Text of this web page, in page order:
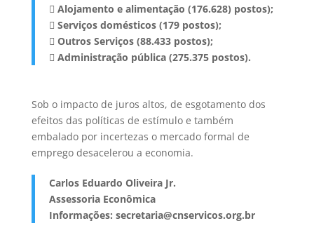
 Alojamento e alimentação (176.628) postos);
 Serviços domésticos (179 postos);
 Outros Serviços (88.433 postos);
 Administração pública (275.375 postos).
Sob o impacto de juros altos, de esgotamento dos
efeitos das políticas de estímulo e também
embalado por incertezas o mercado formal de
emprego desacelerou a economia.
Carlos Eduardo Oliveira Jr.
Assessoria Econômica
Informações: secretaria@cnservicos.org.br